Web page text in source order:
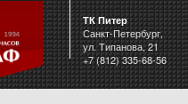
ТК Питер
Санкт-Петербург,
ул. Типанова, 21
+7 (812) 335-68-56